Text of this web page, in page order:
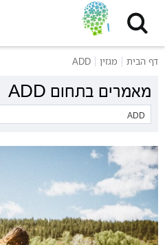
דף הבית מגזין ADD
מאמרים בתחום ADD